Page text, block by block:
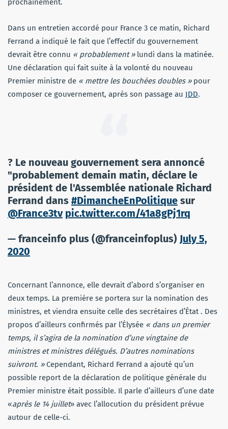
prochainement.
Dans un entretien accordé pour France 3 ce matin, Richard
Ferrand a indiqué le fait que l’effectif du gouvernement
devrait être connu « probablement »lundi dans la matinée.
Une déclaration qui fait suite à la volonté du nouveau
Premier ministre de « mettre les bouchées doubles »pour
composer ce gouvernement, après son passage au JDD.
? Le nouveau gouvernement sera annoncé
"probablement demain matin, déclare le
président de l'Assemblée nationale Richard
Ferrand dans #DimancheEnPolitique sur
@France3tv pic.twitter.com/41a8gPj1rq
— franceinfo plus (@franceinfoplus) July 5,
2020
Concernant l’annonce, elle devrait d’abord s’organiser en
deux temps. La première se portera sur la nomination des
ministres, et viendra ensuite celle des secrétaires d’État . Des
propos d’ailleurs confirmés par l’Élysée « dans un premier
temps, il s’agira de la nomination d’une vingtaine de
ministres et ministres délégués. D’autres nominations
suivront. »Cependant, Richard Ferrand a ajouté qu’un
possible report de la déclaration de politique générale du
Premier ministre était possible. Il parle d’ailleurs d’une date
«après le 14 juillet» avec l’allocution du président prévue
autour de celle-ci.